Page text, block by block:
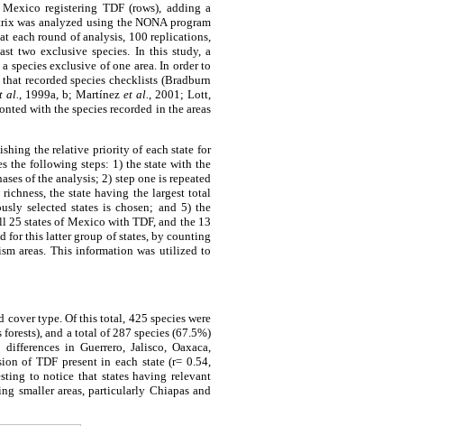
registering TDF (rows), adding a
was analyzed using the NONA program
each round of analysis, 100 replications,
two exclusive species. In this study, a
species exclusive of one area. In order to
recorded species checklists (Bradburn
al., 1999a, b; Martínez et al., 2001; Lott,
with the species recorded in the areas
the relative priority of each state for
the following steps: 1) the state with the
of the analysis; 2) step one is repeated
the state having the largest total
selected states is chosen; and 5) the
25 states of Mexico with TDF, and the 13
for this latter group of states, by counting
areas. This information was utilized to
type. Of this total, 425 species were
and a total of 287 species (67.5%)
in Guerrero, Jalisco, Oaxaca,
of TDF present in each state (r= 0.54,
to notice that states having relevant
smaller areas, particularly Chiapas and